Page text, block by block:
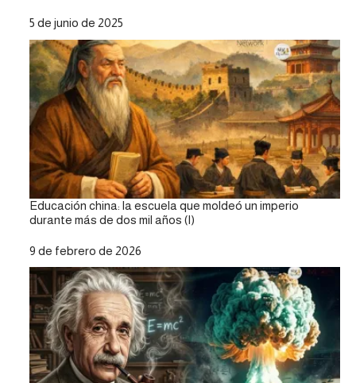
Fecha
5 de junio de 2025
Educación china: la escuela que moldeó un imperio
durante más de dos mil años (I)
Fecha
9 de febrero de 2026